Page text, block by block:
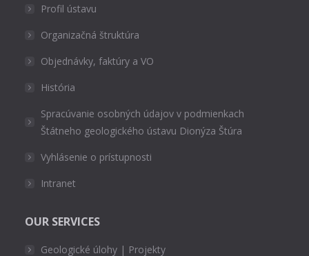
Profil ústavu
Organizačná štruktúra
Objednávky, faktúry a VO
História
Spracúvanie osobných údajov v podmienkach
Štátneho geologického ústavu Dionýza Štúra
Vyhlásenie o prístupnosti
Intranet
OUR SERVICES
Geologické úlohy | Projekty